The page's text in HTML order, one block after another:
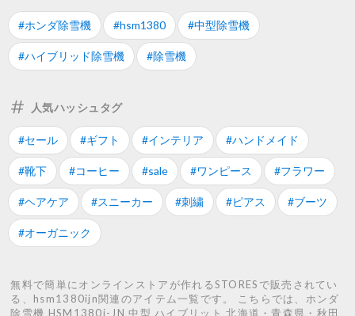
#ホンダ除雪機 #hsm1380 #中型除雪機
#ハイブリッド除雪機 #除雪機
人気ハッシュタグ
#セール #ギフト #インテリア #ハンドメイド
#靴下 #コーヒー #sale #ワンピース #フラワー
#ヘアケア #スニーカー #刺繍 #ピアス #ブーツ
#オーガニック
無料で簡単にオンラインストアが作れるSTORESで販売されてい
る、hsm1380ijn関連のアイテム一覧です。 こちらでは、ホンダ
除雪機 HSM1380i-JN 中型 ハイブリット 北海道・青森県・秋田